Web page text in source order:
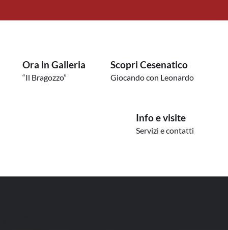
Ora in Galleria
“Il Bragozzo”
Scopri Cesenatico
Giocando con Leonardo
Info e visite
Servizi e contatti